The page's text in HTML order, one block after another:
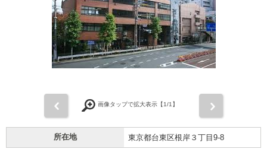
画像タップで拡大表示【1/1】
所在地 東京都台東区根岸３丁目9-8